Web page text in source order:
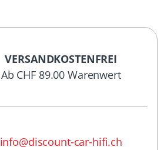
VERSANDKOSTENFREI
Ab CHF 89.00 Warenwert
info@discount-car-hifi.ch